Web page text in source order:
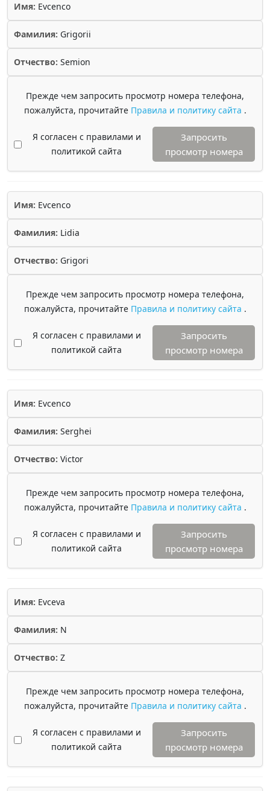
Имя: Evcenco
Фамилия: Grigorii
Отчество: Semion
Прежде чем запросить просмотр номера телефона,
пожалуйста, прочитайте Правила и политику сайта .
Я согласен с правилами и
политикой сайта
Запросить
просмотр номера
Имя: Evcenco
Фамилия: Lidia
Отчество: Grigori
Прежде чем запросить просмотр номера телефона,
пожалуйста, прочитайте Правила и политику сайта .
Я согласен с правилами и
политикой сайта
Запросить
просмотр номера
Имя: Evcenco
Фамилия: Serghei
Отчество: Victor
Прежде чем запросить просмотр номера телефона,
пожалуйста, прочитайте Правила и политику сайта .
Я согласен с правилами и
политикой сайта
Запросить
просмотр номера
Имя: Evceva
Фамилия: N
Отчество: Z
Прежде чем запросить просмотр номера телефона,
пожалуйста, прочитайте Правила и политику сайта .
Я согласен с правилами и
политикой сайта
Запросить
просмотр номера